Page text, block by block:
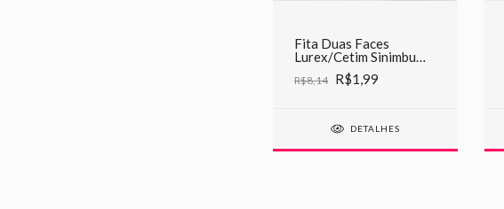
Fita Duas Faces
Lurex/Cetim Sinimbu
C04 Rosa
R$8,14 R$1,99
DETALHES